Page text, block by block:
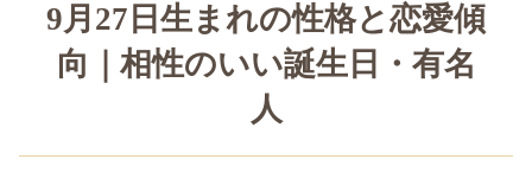
9月27日生まれの性格と恋愛傾
向｜相性のいい誕生日・有名
人